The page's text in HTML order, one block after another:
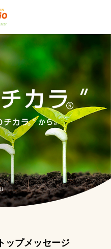
トップメッセージ